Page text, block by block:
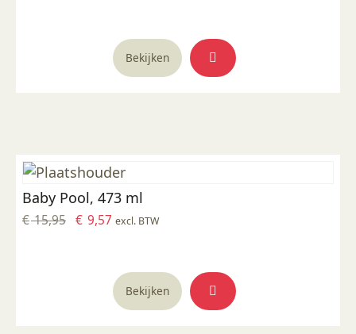
€ 9,57.
Bekijken
Baby Pool, 473 ml
€15,95 Oorspronkelijke
€ 9,57 Huidige
€ 9,57.
excl. BTW
Bekijken